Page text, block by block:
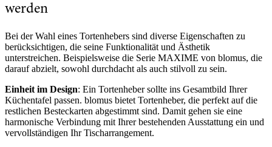
werden
Bei der Wahl eines Tortenhebers sind diverse Eigenschaften zu
berücksichtigen, die seine Funktionalität und Ästhetik
unterstreichen. Beispielsweise die Serie MAXIME von blomus, die
darauf abzielt, sowohl durchdacht als auch stilvoll zu sein.
Einheit im Design: Ein Tortenheber sollte ins Gesamtbild Ihrer
Küchentafel passen. blomus bietet Tortenheber, die perfekt auf die
restlichen Besteckarten abgestimmt sind. Damit gehen sie eine
harmonische Verbindung mit Ihrer bestehenden Ausstattung ein und
vervollständigen Ihr Tischarrangement.